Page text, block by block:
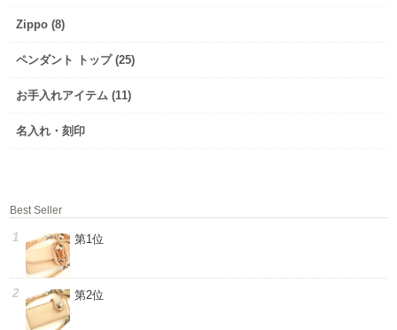
Zippo (8)
ペンダント トップ (25)
お手入れアイテム (11)
名入れ・刻印
Best Seller
第1位
第2位